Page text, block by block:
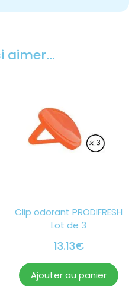
aimer…
Clip odorant PRODIFRESH
Lot de 3
13.13€
Ajouter au panier